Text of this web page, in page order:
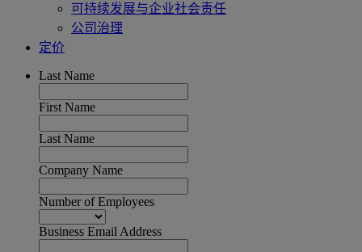
可持续发展与企业社会责任
公司治理
定价
Last Name
First Name
Last Name
Company Name
Number of Employees
Business Email Address